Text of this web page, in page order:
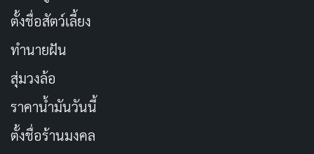
ตั้งชื่อสัตว์เลี้ยง
ทำนายฝัน
สุ่มวงล้อ
ราคาน้ำมันวันนี้
ตั้งชื่อร้านมงคล